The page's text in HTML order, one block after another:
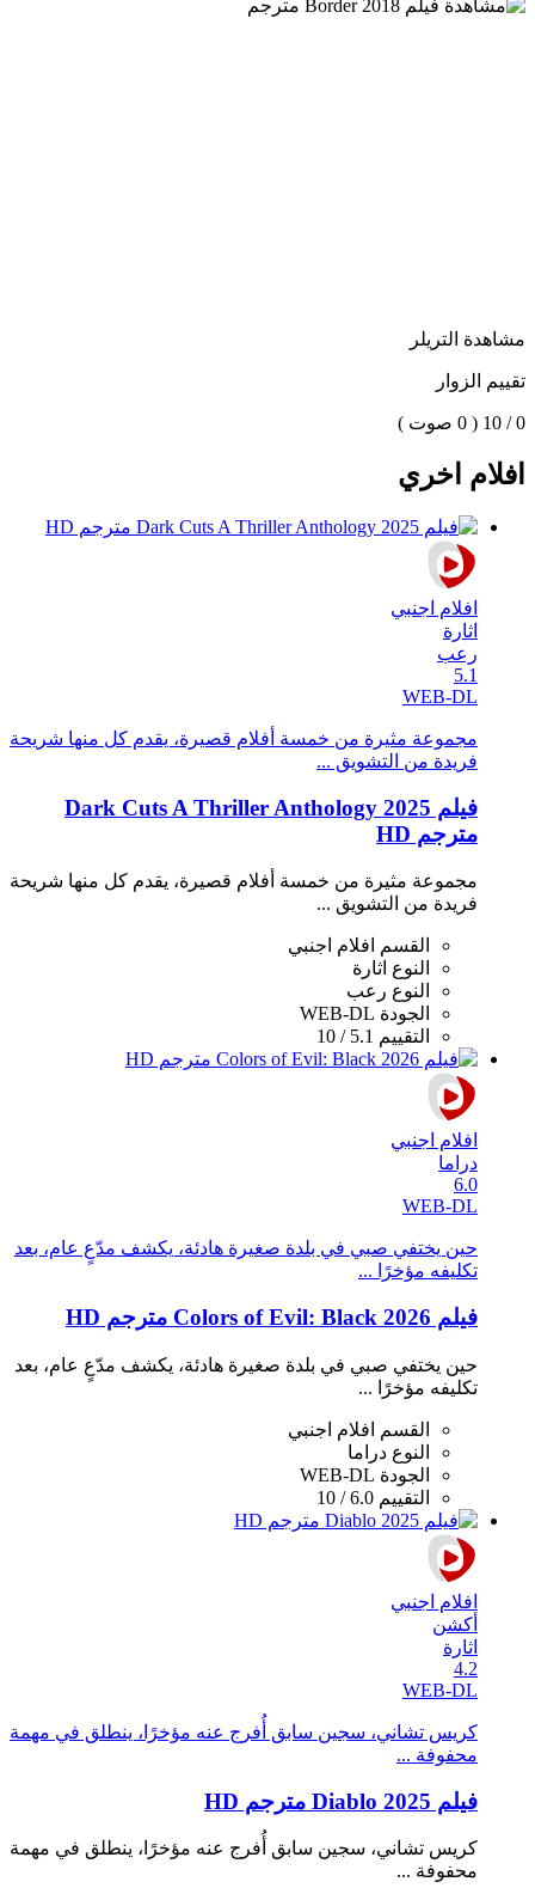
مشاهدة التريلر
تقييم الزوار
0 / 10 ( 0 صوت )
افلام اخري
افلام اجنبي
اثارة
رعب
5.1
WEB-DL
مجموعة مثيرة من خمسة أفلام قصيرة، يقدم كل منها شريحة
فريدة من التشويق ...
فيلم Dark Cuts A Thriller Anthology 2025
مترجم HD
مجموعة مثيرة من خمسة أفلام قصيرة، يقدم كل منها شريحة
فريدة من التشويق ...
القسم
افلام اجنبي
النوع اثارة
النوع رعب
الجودة WEB-DL
التقييم 5.1 / 10
افلام اجنبي
دراما
6.0
WEB-DL
حين يختفي صبي في بلدة صغيرة هادئة، يكشف مدّعٍ عام، بعد
تكليفه مؤخرًا ...
فيلم Colors of Evil: Black 2026 مترجم HD
حين يختفي صبي في بلدة صغيرة هادئة، يكشف مدّعٍ عام، بعد
تكليفه مؤخرًا ...
القسم
افلام اجنبي
النوع دراما
الجودة WEB-DL
التقييم 6.0 / 10
افلام اجنبي
أكشن
اثارة
4.2
WEB-DL
كريس تشاني، سجين سابق أُفرج عنه مؤخرًا، ينطلق في مهمة
محفوفة ...
فيلم Diablo 2025 مترجم HD
كريس تشاني، سجين سابق أُفرج عنه مؤخرًا، ينطلق في مهمة
محفوفة ...